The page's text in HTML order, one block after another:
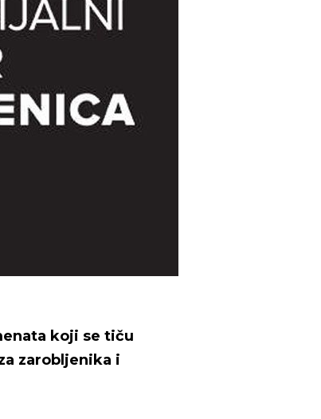
koji se tiču
zarobljenika i